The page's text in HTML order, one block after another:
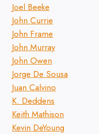
Joel Beeke
John Currie
John Frame
John Murray
John Owen
Jorge De Sousa
Juan Calvino
K. Deddens
Keith Mathison
Kevin DeYoung